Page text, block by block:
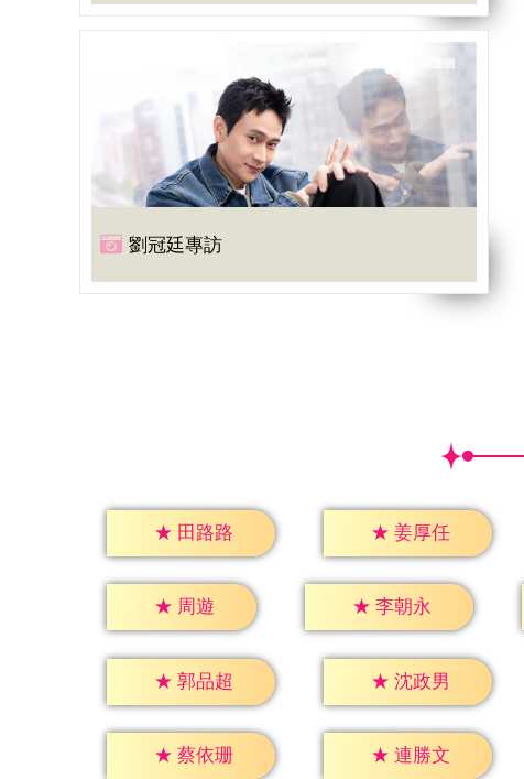
劉冠廷專訪
★ 田路路 ★ 姜厚任
★ 周遊 ★ 李朝永
★ 郭品超 ★ 沈政男
★ 蔡依珊 ★ 連勝文